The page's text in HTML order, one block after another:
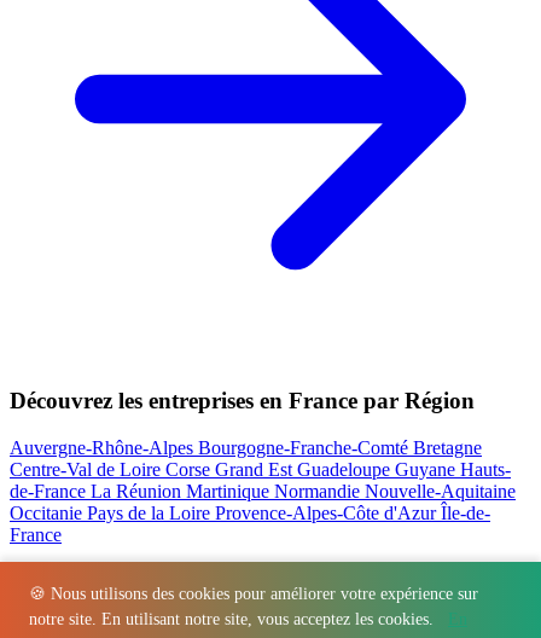
🍪 Nous utilisons des cookies pour améliorer votre expérience sur
notre site. En utilisant notre site, vous acceptez les cookies.
En
Découvrez les entreprises en France par Région
Auvergne-Rhône-Alpes Bourgogne-Franche-Comté Bretagne
Centre-Val de Loire Corse Grand Est Guadeloupe Guyane Hauts-
de-France La Réunion Martinique Normandie Nouvelle-Aquitaine
Occitanie Pays de la Loire Provence-Alpes-Côte d'AzurÎle-de-
France
Nos actualités les plus consultées
Régions - Départements - Villes - Entreprises - Marques Contact